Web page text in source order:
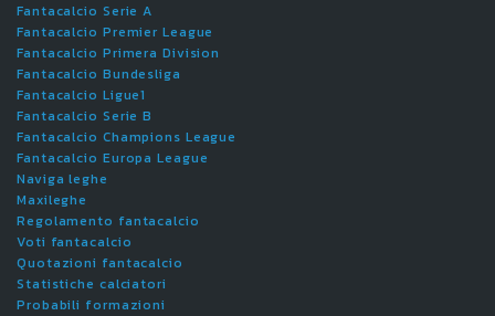
Fantacalcio Serie A
Fantacalcio Premier League
Fantacalcio Primera Division
Fantacalcio Bundesliga
Fantacalcio Ligue1
Fantacalcio Serie B
Fantacalcio Champions League
Fantacalcio Europa League
Naviga leghe
Maxileghe
Regolamento fantacalcio
Voti fantacalcio
Quotazioni fantacalcio
Statistiche calciatori
Probabili formazioni